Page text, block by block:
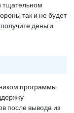
тщательном
так и не будет
деньги
программы
после вывода из